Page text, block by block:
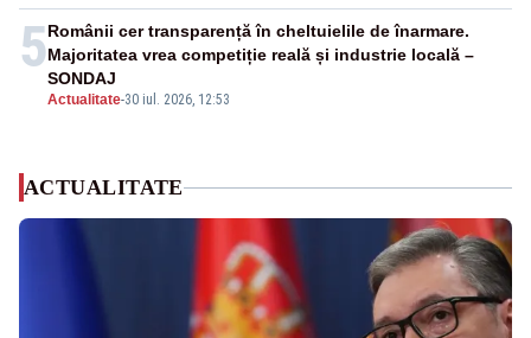
5
Actualitate-30 iul. 2026, 12:53
Românii cer transparență în cheltuielile de înarmare.
Majoritatea vrea competiție reală și industrie locală –
SONDAJ
ACTUALITATE